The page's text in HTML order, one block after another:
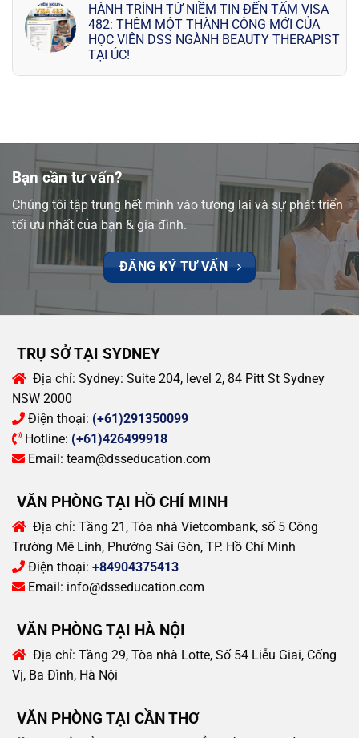
HÀNH TRÌNH TỪ NIỀM TIN ĐẾN TẤM VISA
482: THÊM MỘT THÀNH CÔNG MỚI CỦA
HỌC VIÊN DSS NGÀNH BEAUTY THERAPIST
TẠI ÚC!
Bạn cần tư vấn?
Chúng tôi tập trung hết mình vào tương lai và sự phát triển
tối ưu nhất của bạn & gia đình.
ĐĂNG KÝ TƯ VẤN
TRỤ SỞ TẠI SYDNEY
Địa chỉ: Sydney: Suite 204, level 2, 84 Pitt St Sydney
NSW 2000
Điện thoại: (+61)291350099
Hotline: (+61)426499918
Email: team@dsseducation.com
VĂN PHÒNG TẠI HỒ CHÍ MINH
Địa chỉ: Tầng 21, Tòa nhà Vietcombank, số 5 Công
Trường Mê Linh, Phường Sài Gòn, TP. Hồ Chí Minh
Điện thoại: +84904375413
Email: info@dsseducation.com
VĂN PHÒNG TẠI HÀ NỘI
Địa chỉ: Tầng 29, Tòa nhà Lotte, Số 54 Liễu Giai, Cống
Vị, Ba Đình, Hà Nội
VĂN PHÒNG TẠI CẦN THƠ